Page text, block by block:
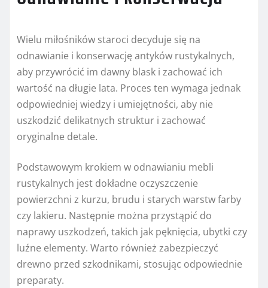
Wielu miłośników staroci decyduje się na
odnawianie i konserwację antyków rustykalnych,
aby przywrócić im dawny blask i zachować ich
wartość na długie lata. Proces ten wymaga jednak
odpowiedniej wiedzy i umiejętności, aby nie
uszkodzić delikatnych struktur i zachować
oryginalne detale.
Podstawowym krokiem w odnawianiu mebli
rustykalnych jest dokładne oczyszczenie
powierzchni z kurzu, brudu i starych warstw farby
czy lakieru. Następnie można przystąpić do
naprawy uszkodzeń, takich jak pęknięcia, ubytki czy
luźne elementy. Warto również zabezpieczyć
drewno przed szkodnikami, stosując odpowiednie
preparaty.